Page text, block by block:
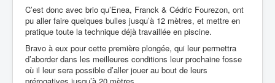
C’est donc avec brio qu’Enea, Franck & Cédric Fourezon, ont
pu aller faire quelques bulles jusqu’à 12 mètres, et mettre en
pratique toute la technique déjà travaillée en piscine.
Bravo à eux pour cette première plongée, qui leur permettra
d’aborder dans les meilleures conditions leur prochaine fosse
où il leur sera possible d’aller jouer au bout de leurs